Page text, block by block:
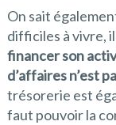
On sait
difficiles à vivre,
financer son
d’affaires n’est
trésorerie est
faut pouvoir la